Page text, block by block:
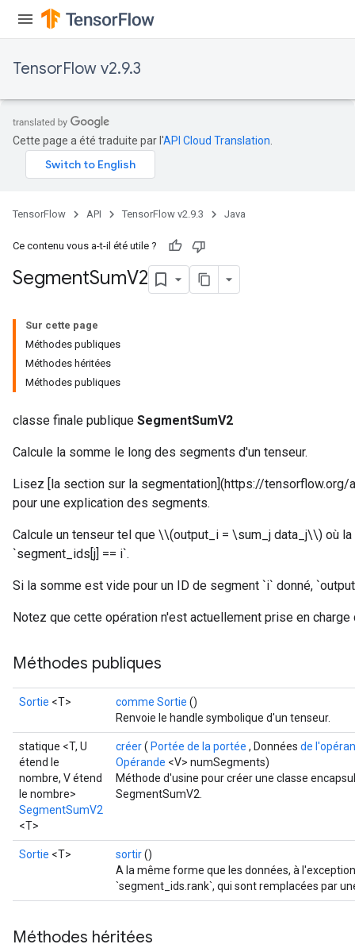
TensorFlow v2.9.3
Cette page a été traduite par l'API Cloud Translation
TensorFlow API TensorFlow v2.9.3 Java
Ce contenu vous a-t-il été utile ?
SegmentSumV2
Sur cette page
Méthodes publiques
Méthodes héritées
Méthodes publiques
classe finale publique SegmentSumV2
Calcule la somme le long des segments d'un tenseur.
Lisez [la section sur la segmentation](https://
pour une explication des segments.
Calcule un tenseur tel que \\(output_i = \sum_j data_j\\) où
`segment_ids[j] == i`.
Si la somme est vide pour un ID de segment `i` donné,
Notez que cette opération n'est actuellement prise en charge
Méthodes publiques
Sortie <T> comme Sortie ()
Renvoie le handle symbolique d'un tenseur.
statique <T, U
étend le
nombre, V étend
le nombre>
SegmentSumV2
<T>
créer( Portée de la portée , Données de
Opérande <V> numSegments)
Méthode d'usine pour créer une classe
SegmentSumV2.
Sortie <T> sortir()
A la même forme que les données, à
`segment_ids.rank`, qui sont remplacées par
Méthodes héritées